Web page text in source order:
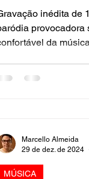
inédita de
provocadora
da
MÚSICA
Marcello Almeida
29 de dez. de 2024